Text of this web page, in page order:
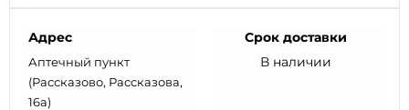
Адрес
Аптечный пункт
(Рассказово, Рассказова,
16а)
Срок доставки
В наличии